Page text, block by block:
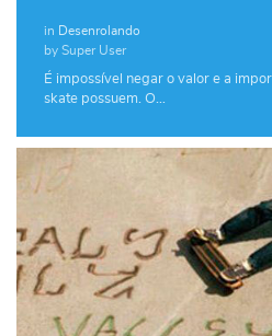
in Desenrolando
by Super User
É impossível negar o valor e a
skate possuem. O…